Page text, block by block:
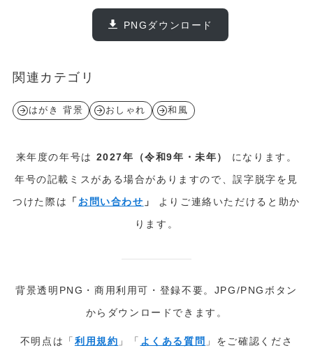
PNGダウンロード
関連カテゴリ
はがき 背景 おしゃれ 和風
来年度の年号は 2027年（令和9年・未年）
になります。
年号の記載ミスがある場合がありますので、誤字脱字を見
つけた際は
「お問い合わせ 」
よりご連絡いただけると助か
ります。
背景透明PNG・商用利用可・登録不要。JPG/PNGボタン
からダウンロードできます。
不明点は「 利用規約 」「 よくある質問 」をご確認くださ